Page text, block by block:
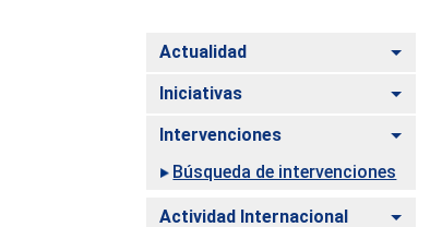
Actualidad
Iniciativas
Intervenciones
Búsqueda de intervenciones
Actividad Internacional